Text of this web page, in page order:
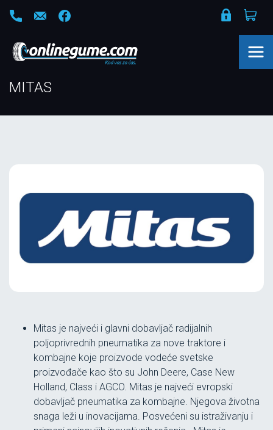
MITAS
Mitas je najveći i glavni dobavljač radijalnih
poljoprivrednih pneumatika za nove traktore i
kombajne koje proizvode vodeće svetske
proizvođače kao što su John Deere, Case New
Holland, Class i AGCO. Mitas je najveći evropski
dobavljač pneumatika za kombajne. Njegova životna
snaga leži u inovacijama. Posvećeni su istraživanju i